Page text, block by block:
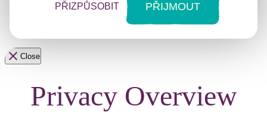
PŘIZPŮSOBIT PŘIJMOUT
Close
Privacy Overview